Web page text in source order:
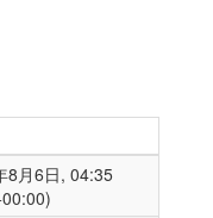
8月6日, 04:35